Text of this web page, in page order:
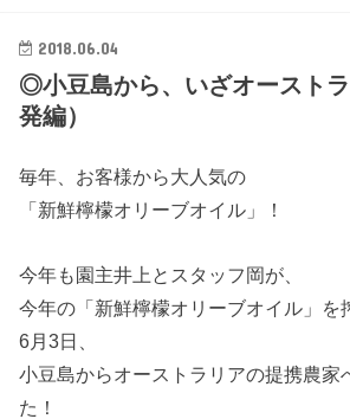
2018.06.04
◎小豆島から、いざオースト
発編）
毎年、お客様から大人気の
「新鮮檸檬オリーブオイル」！
今年も園主井上とスタッフ岡が、
今年の「新鮮檸檬オリーブオイル」を
6月3日、
小豆島からオーストラリアの提携農家
た！